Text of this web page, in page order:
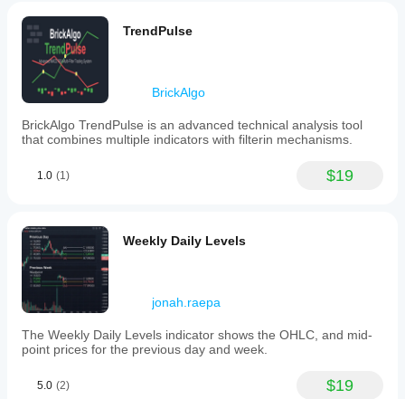
TrendPulse
BrickAlgo
BrickAlgo TrendPulse is an advanced technical analysis tool
that combines multiple indicators with filterin mechanisms.
1.0 (1) $19
Weekly Daily Levels
jonah.raepa
The Weekly Daily Levels indicator shows the OHLC, and mid-
point prices for the previous day and week.
5.0 (2) $19